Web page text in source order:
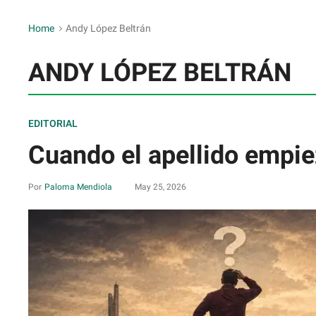
Home > Andy López Beltrán
ANDY LÓPEZ BELTRÁN
EDITORIAL
Cuando el apellido
Paloma Mendiola May 25, 2026